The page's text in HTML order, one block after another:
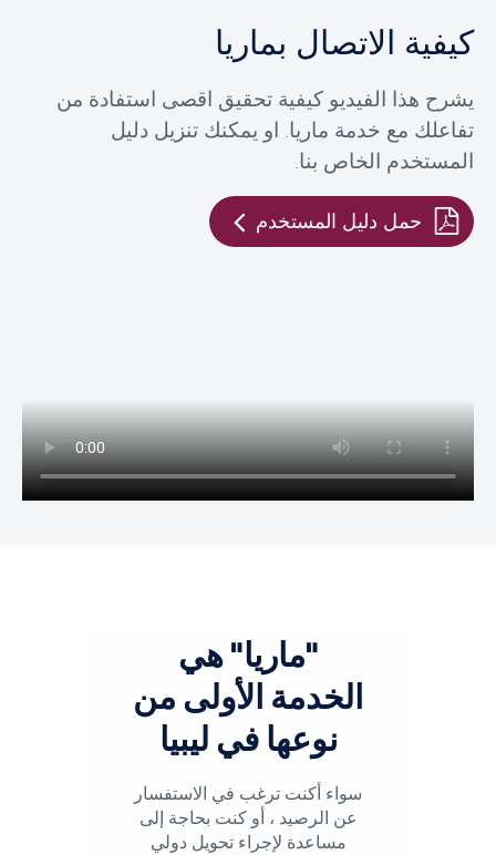
كيفية الاتصال بماريا
يشرح هذا الفيديو كيفية تحقيق اقصى استفادة من
تفاعلك مع خدمة ماريا. او يمكنك تنزيل دليل
المستخدم الخاص بنا.
حمل دليل المستخدم
"ماريا" هي
الخدمة الأولى من
نوعها في ليبيا
سواء أكنت ترغب في الاستفسار
عن الرصيد ، أو كنت بحاجة إلى
مساعدة لإجراء تحويل دولي